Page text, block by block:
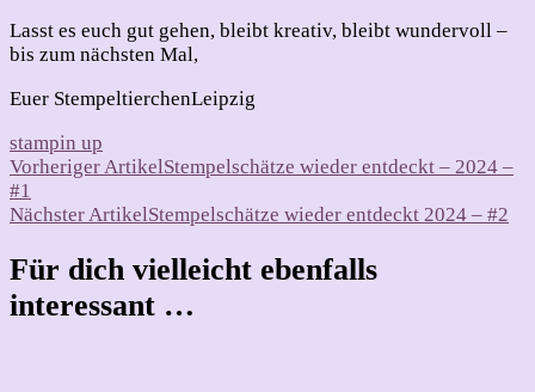
Lasst es euch gut gehen, bleibt kreativ, bleibt wundervoll –
bis zum nächsten Mal,
Euer StempeltierchenLeipzig
stampin up
Beitragsnavigation
Vorheriger ArtikelStempelschätze wieder entdeckt – 2024 –
#1
Nächster ArtikelStempelschätze wieder entdeckt 2024 – #2
Für dich vielleicht ebenfalls
interessant …